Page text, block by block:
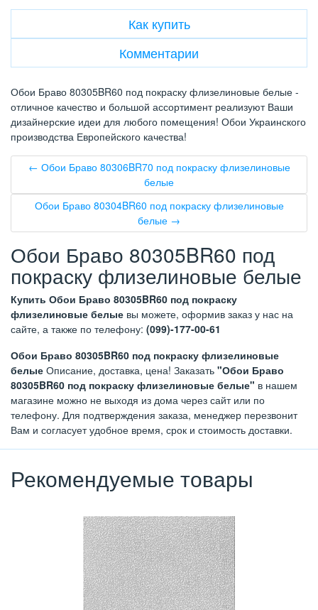
Как купить
Комментарии
Обои Браво 80305BR60 под покраску флизелиновые белые -
отличное качество и большой ассортимент реализуют Ваши
дизайнерские идеи для любого помещения! Обои Украинского
производства Европейского качества!
← Обои Браво 80306BR70 под покраску флизелиновые
белые
Обои Браво 80304BR60 под покраску флизелиновые
белые →
Обои Браво 80305BR60 под
покраску флизелиновые белые
Купить Обои Браво 80305BR60 под покраску
флизелиновые белые вы можете, оформив заказ у нас на
сайте, а также по телефону: (099)-177-00-61
Обои Браво 80305BR60 под покраску флизелиновые
белые Описание, доставка, цена! Заказать "Обои Браво
80305BR60 под покраску флизелиновые белые" в нашем
магазине можно не выходя из дома через сайт или по
телефону. Для подтверждения заказа, менеджер перезвонит
Вам и согласует удобное время, срок и стоимость доставки.
Рекомендуемые товары